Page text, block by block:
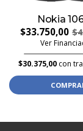
Nokia
$33.750,00
Ver
$30.375,00con